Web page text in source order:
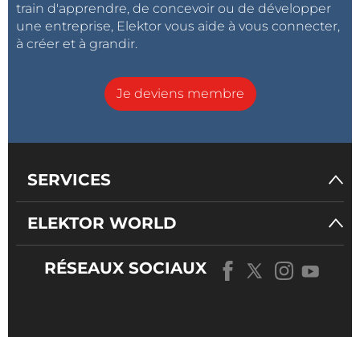
train d'apprendre, de concevoir ou de développer
une entreprise, Elektor vous aide à vous connecter,
à créer et à grandir.
Je deviens membre
SERVICES
ELEKTOR WORLD
RÉSEAUX SOCIAUX